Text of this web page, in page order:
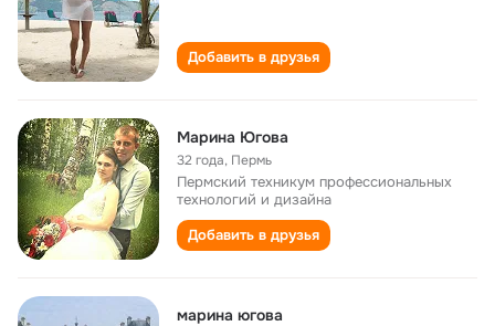
Добавить в друзья
Марина Югова
32 года, Пермь
Пермский техникум профессиональных
технологий и дизайна
Добавить в друзья
марина югова